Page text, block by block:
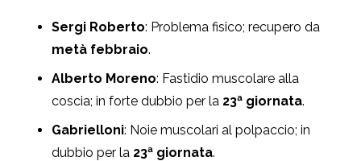
Sergi Roberto: Problema fisico; recupero da
metà febbraio.
Alberto Moreno: Fastidio muscolare alla
coscia; in forte dubbio per la 23ª giornata.
Gabrielloni: Noie muscolari al polpaccio; in
dubbio per la 23ª giornata.